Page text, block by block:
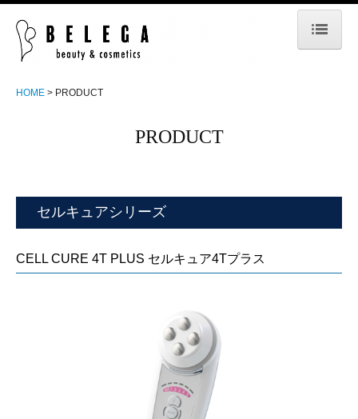
PRODUCT
HOME PRODUCT
PRODUCT
セルキュアシリーズ
CELL CURE 4T PLUS セルキュア4Tプラス